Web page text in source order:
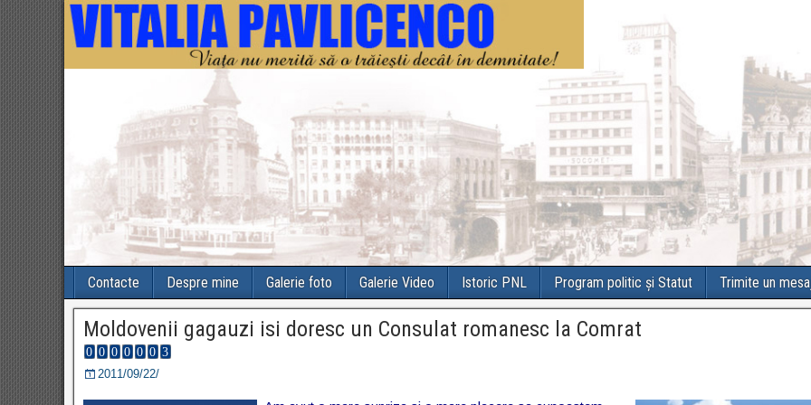
Contacte Despre mine Galerie foto Galerie Video Istoric PNL Program politic și Statut Trimite un
Moldovenii gagauzi isi doresc un Consulat romanesc la Comrat
2011/09/22/